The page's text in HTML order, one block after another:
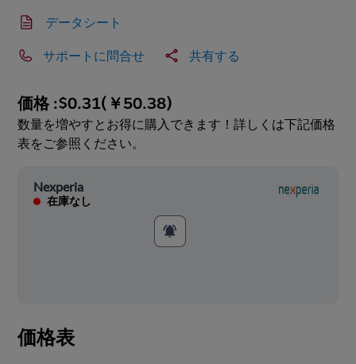
データシート
サポートに問合せ 共有する
価格 :$0.31(￥50.38)
数量を増やすとお得に購入できます！詳しくは下記価格
表をご参照ください。
Nexperia
在庫なし
価格表